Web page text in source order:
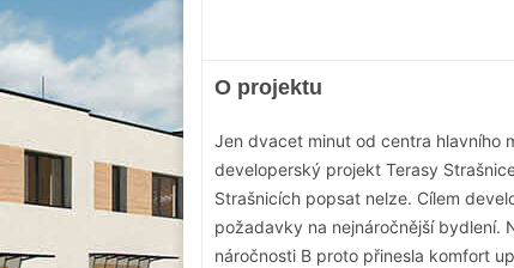
O projektu
Jen dvacet minut od centra hlavního
developerský projekt Terasy
Strašnicích popsat nelze. Cílem
požadavky na nejnáročnější bydlení.
náročnosti B proto přinesla komfort